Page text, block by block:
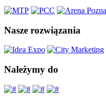
Nasze rozwiązania
Należymy do